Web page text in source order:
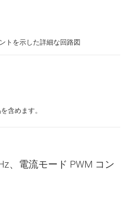
トを示した詳細な回路図
含めます。
、電流モード PWM コン